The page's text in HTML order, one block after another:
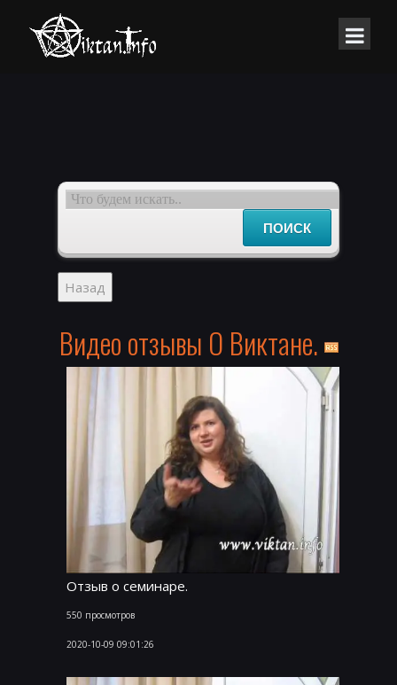
Видео отзывы О Виктане.
Отзыв о семинаре.
550 просмотров
2020-10-09 09:01:26